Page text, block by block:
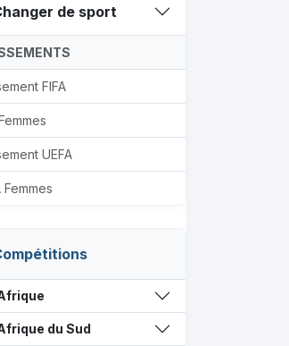
de sport
FIFA
UEFA
Femmes
du Sud